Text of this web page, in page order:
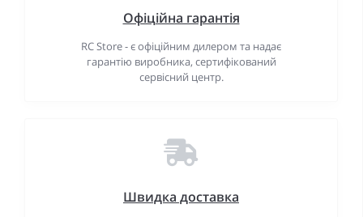
Офіційна гарантія
RC Store - є офіційним дилером та надає
гарантію виробника, сертифікований
сервісний центр.
Швидка доставка